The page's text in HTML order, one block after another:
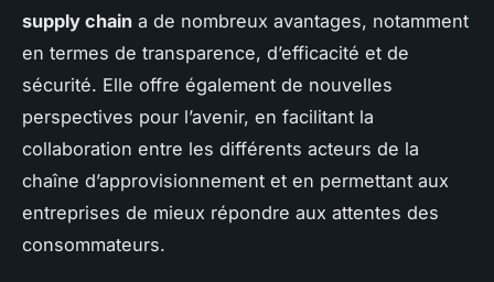
supply chain a de nombreux avantages, notamment
en termes de transparence, d’efficacité et de
sécurité. Elle offre également de nouvelles
perspectives pour l’avenir, en facilitant la
collaboration entre les différents acteurs de la
chaîne d’approvisionnement et en permettant aux
entreprises de mieux répondre aux attentes des
consommateurs.